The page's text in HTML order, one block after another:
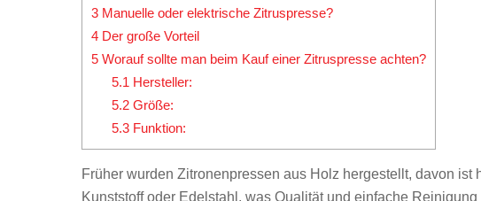
3 Manuelle oder elektrische Zitruspresse?
4 Der große Vorteil
5 Worauf sollte man beim Kauf einer Zitruspresse achten?
5.1 Hersteller:
5.2Größe:
5.3Funktion:
Früher wurden Zitronenpressen aus Holz hergestellt, davon
Kunststoff oder Edelstahl, was Qualität und einfache